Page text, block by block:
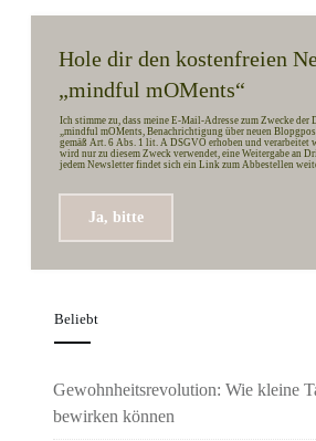
Hole dir den kostenfreien
„mindful mOMents“
Ich stimme zu, dass meine E-Mail-Adresse zum Zwecke
„mindful mOMents, Benachrichtigung über neuen
gemäß Art. 6 Abs. 1 lit. A DSGVO erhoben und verarbeitet
wird nur zu diesem Zweck verwendet, eine Weitergabe an
jedem Newsletter findet sich ein Link zum Abbestellen
Ja, bitte
Beliebt
Gewohnheitsrevolution: Wie kleine
bewirken können